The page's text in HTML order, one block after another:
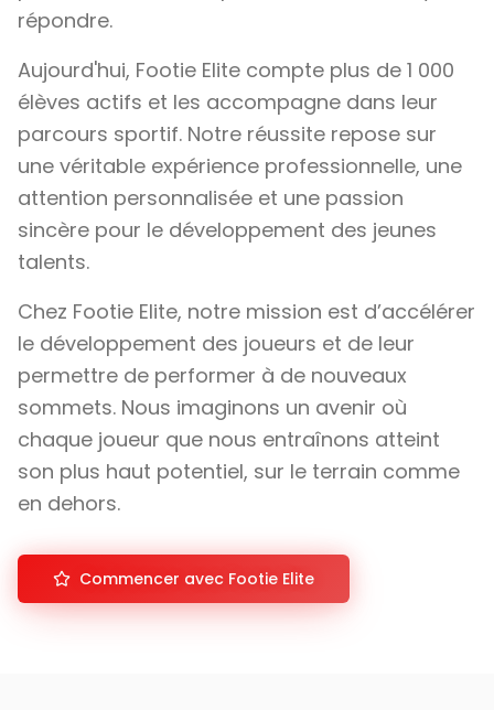
répondre.
Aujourd'hui, Footie Elite compte plus de 1 000
élèves actifs et les accompagne dans leur
parcours sportif. Notre réussite repose sur
une véritable expérience professionnelle, une
attention personnalisée et une passion
sincère pour le développement des jeunes
talents.
Chez Footie Elite, notre mission est d’accélérer
le développement des joueurs et de leur
permettre de performer à de nouveaux
sommets. Nous imaginons un avenir où
chaque joueur que nous entraînons atteint
son plus haut potentiel, sur le terrain comme
en dehors.
Commencer avec Footie Elite